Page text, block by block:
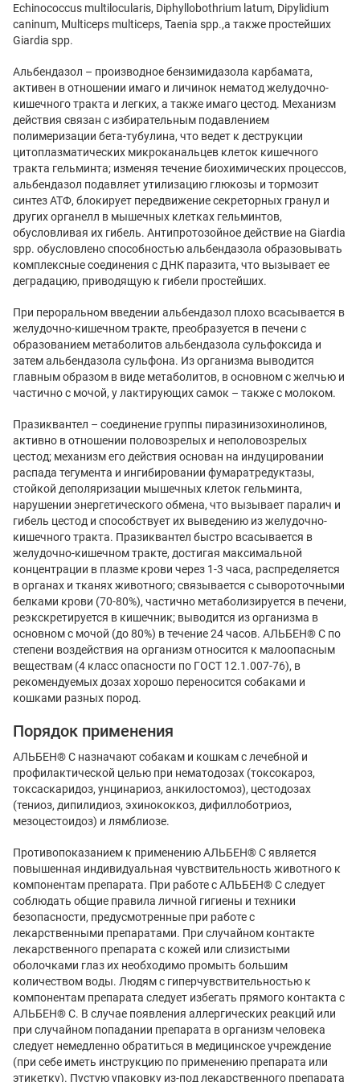
Echinococcus multilocularis, Diphyllobothrium latum, Dipylidium
caninum, Multiceps multiceps, Taenia spp.,а также простейших
Giardia spp.
Альбендазол – производное бензимидазола карбамата,
активен в отношении имаго и личинок нематод желудочно-
кишечного тракта и легких, а также имаго цестод. Механизм
действия связан с избирательным подавлением
полимеризации бета-тубулина, что ведет к деструкции
цитоплазматических микроканальцев клеток кишечного
тракта гельминта; изменяя течение биохимических процессов,
альбендазол подавляет утилизацию глюкозы и тормозит
синтез АТФ, блокирует передвижение секреторных гранул и
других органелл в мышечных клетках гельминтов,
обусловливая их гибель. Антипротозойное действие на Giardia
spp. обусловлено способностью альбендазола образовывать
комплексные соединения с ДНК паразита, что вызывает ее
деградацию, приводящую к гибели простейших.
При пероральном введении альбендазол плохо всасывается в
желудочно-кишечном тракте, преобразуется в печени с
образованием метаболитов альбендазола сульфоксида и
затем альбендазола сульфона. Из организма выводится
главным образом в виде метаболитов, в основном с желчью и
частично с мочой, у лактирующих самок – также с молоком.
Празиквантел – соединение группы пиразинизохинолинов,
активно в отношении половозрелых и неполовозрелых
цестод; механизм его действия основан на индуцировании
распада тегумента и ингибировании фумаратредуктазы,
стойкой деполяризации мышечных клеток гельминта,
нарушении энергетического обмена, что вызывает паралич и
гибель цестод и способствует их выведению из желудочно-
кишечного тракта. Празиквантел быстро всасывается в
желудочно-кишечном тракте, достигая максимальной
концентрации в плазме крови через 1-3 часа, распределяется
в органах и тканях животного; связывается с сывороточными
белками крови (70-80%), частично метаболизируется в печени,
реэкскретируется в кишечник; выводится из организма в
основном с мочой (до 80%) в течение 24 часов. АЛЬБЕН® С по
степени воздействия на организм относится к малоопасным
веществам (4 класс опасности по ГОСТ 12.1.007-76), в
рекомендуемых дозах хорошо переносится собаками и
кошками разных пород.
Порядок применения
АЛЬБЕН® С назначают собакам и кошкам с лечебной и
профилактической целью при нематодозах (токсокароз,
токсаскаридоз, унцинариоз, анкилостомоз), цестодозах
(тениоз, дипилидиоз, эхинококкоз, дифиллоботриоз,
мезоцестоидоз) и лямблиозе.
Противопоказанием к применению АЛЬБЕН® С является
повышенная индивидуальная чувствительность животного к
компонентам препарата. При работе с АЛЬБЕН® С следует
соблюдать общие правила личной гигиены и техники
безопасности, предусмотренные при работе с
лекарственными препаратами. При случайном контакте
лекарственного препарата с кожей или слизистыми
оболочками глаз их необходимо промыть большим
количеством воды. Людям с гиперчувствительностью к
компонентам препарата следует избегать прямого контакта с
АЛЬБЕН® С. В случае появления аллергических реакций или
при случайном попадании препарата в организм человека
следует немедленно обратиться в медицинское учреждение
(при себе иметь инструкцию по применению препарата или
этикетку). Пустую упаковку из-под лекарственного препарата